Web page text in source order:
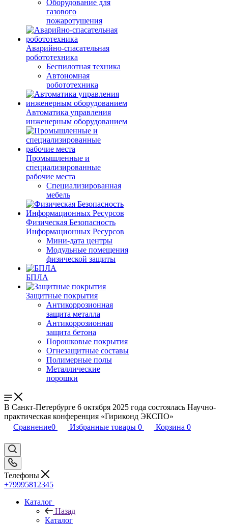
Оборудование для
газового
пожаротушения
Аварийно-спасательная
робототехника
Беспилотная техника
Автономная
робототехника
Автоматика управления
инженерным оборудованием
Промышленные и
специализированные
рабочие места
Специализированная
мебель
Физическая Безопасность
Информационных Ресурсов
Мини-дата центры
Модульные помещения
физической защиты
БПЛА
Защитные покрытия
Антикоррозионная
защита металла
Антикоррозионная
защита бетона
Порошковые покрытия
Огнезащитные составы
Полимерные полы
Металлические
порошки
В Санкт-Петербурге 6 октября 2025 года состоялась Научно-
практическая конференция «Гириконд ЭКСПО»
Сравнение0 Избранные товары 0 Корзина 0
Телефоны
+79995812345
Каталог
Назад
Каталог